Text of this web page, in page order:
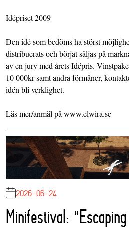
Idépriset 2009
Den idé som bedöms ha störst
distribuerats och börjat säljas på
av en jury med årets Idépris.
10 000kr samt andra förmåner,
idén bli verklighet.
Läs mer/anmäl på www.elwira.se
2026-06-24
Minifestival: